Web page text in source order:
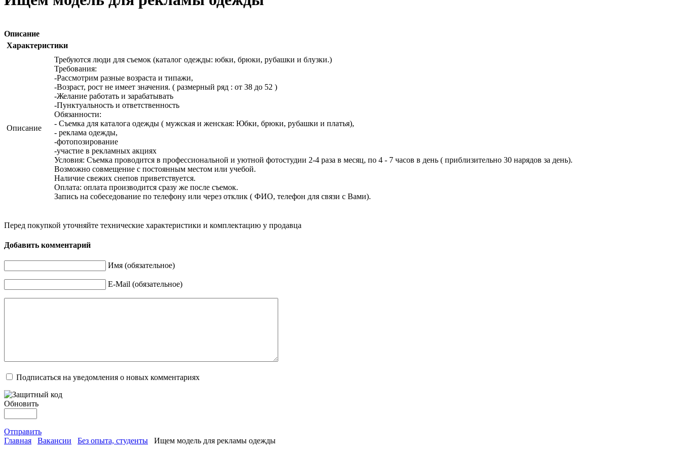
Описание
Характеристики
Описание
Требуются люди для съемок (каталог одежды: юбки, брюки, рубашки и блузки.)
Требования:
-Рассмотрим разные возраста и типажи,
-Возраст, рост не имеет значения. ( размерный ряд : от 38 до 52 )
-Желание работать и зарабатывать
-Пунктуальность и ответственность
Обязанности:
- Съемка для каталога одежды ( мужская и женская: Юбки, брюки, рубашки и платья),
- реклама одежды,
-фотопозирование
-участие в рекламных акциях
Условия: Съемка проводится в профессиональной и уютной фотостудии 2-4 раза в месяц, по 4 - 7 часов в день ( приблизительно 30 нарядов за день).
Возможно совмещение с постоянным местом или учебой.
Наличие свежих снепов приветствуется.
Оплата: оплата производится сразу же после съемок.
Запись на собеседование по телефону или через отклик ( ФИО, телефон для связи с Вами).
Перед покупкой уточняйте технические характеристики и комплектацию у продавца
Добавить комментарий
Имя (обязательное)
E-Mail (обязательное)
Подписаться на уведомления о новых комментариях
Обновить
Отправить
Главная
Вакансии Без опыта, студенты Ищем модель для рекламы одежды